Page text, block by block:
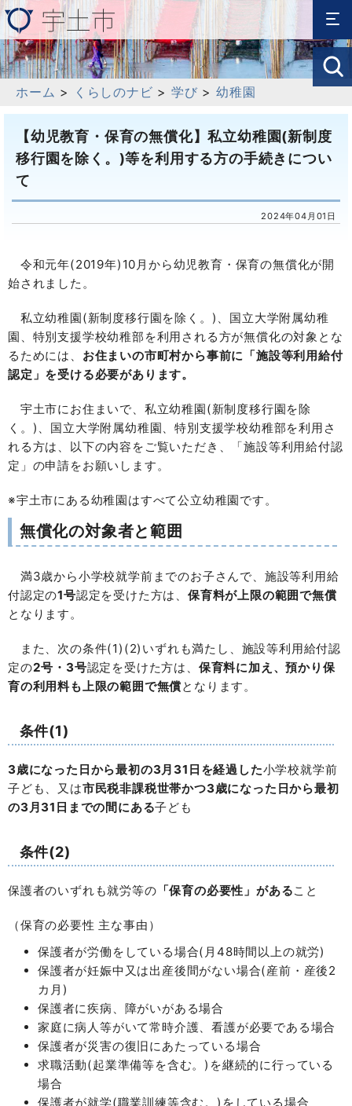
ホーム > くらしのナビ >学び >幼稚園
【幼児教育・保育の無償化】私立幼稚園(新制度
移行園を除く。)等を利用する方の手続きについ
て
2024年04月01日
令和元年(2019年)10月から幼児教育・保育の無償化が開
始されました。
私立幼稚園(新制度移行園を除く。)、国立大学附属幼稚
園、特別支援学校幼稚部を利用される方が無償化の対象とな
るためには、 お住まいの市町村から事前に「施設等利用給付
認定」を受ける必要があります。
宇土市にお住まいで、私立幼稚園(新制度移行園を除
く。)、国立大学附属幼稚園、特別支援学校幼稚部を利用さ
れる方は、以下の内容をご覧いただき、「施設等利用給付認
定」の申請をお願いします。
※宇土市にある幼稚園はすべて公立幼稚園です。
無償化の対象者と範囲
満3歳から小学校就学前までのお子さんで、施設等利用給
付認定の1号認定を受けた方は、保育料が上限の範囲で無償
となります。
また、次の条件(1)(2)いずれも満たし、施設等利用給付認
定の2号・3号認定を受けた方は、 保育料に加え、預かり保
育の利用料も上限の範囲で無償となります。
条件(1)
3歳になった日から最初の3月31日を経過した小学校就学前
子ども、又は市民税非課税世帯かつ3歳になった日から最初
の3月31日までの間にある子ども
条件(2)
保護者のいずれも就労等の 「保育の必要性」があること
（保育の必要性 主な事由）
保護者が労働をしている場合(月48時間以上の就労)
保護者が妊娠中又は出産後間がない場合(産前・産後2
カ月)
保護者に疾病、障がいがある場合
家庭に病人等がいて常時介護、看護が必要である場合
保護者が災害の復旧にあたっている場合
求職活動(起業準備等を含む。)を継続的に行っている
場合
保護者が就学(職業訓練等含む。)をしている場合